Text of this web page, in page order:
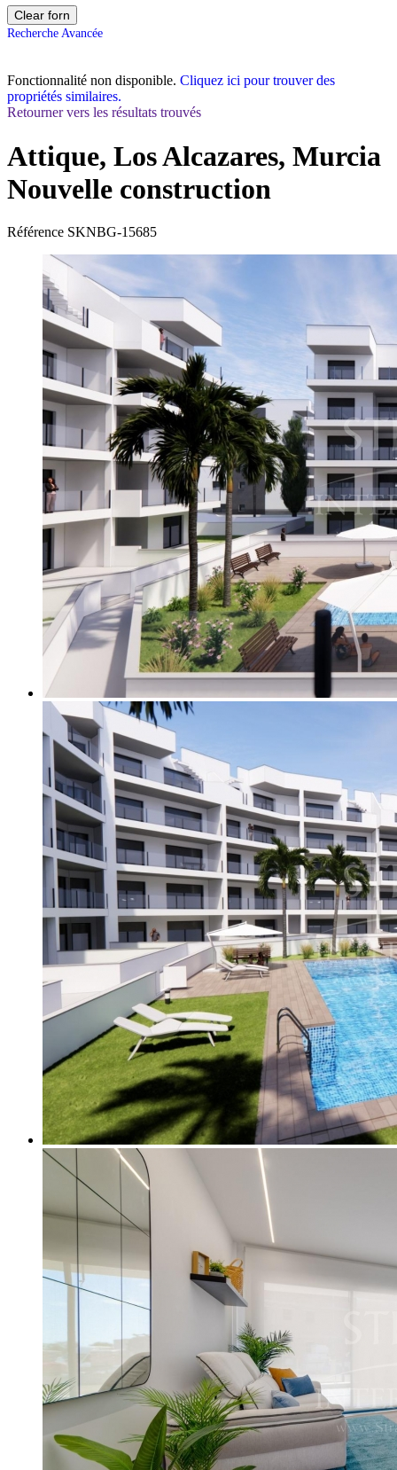
Clear forn
Recherche Avancée
Fonctionnalité non disponible. Cliquez ici pour trouver des
propriétés similaires.
Retourner vers les résultats trouvés
Attique, Los Alcazares, Murcia
Nouvelle construction
Référence SKNBG-15685